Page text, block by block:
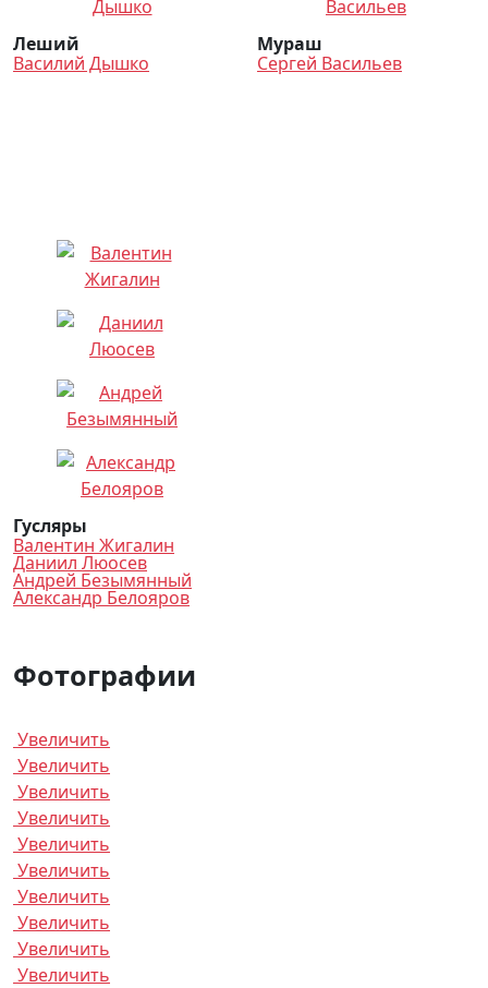
Леший
Василий Дышко
Мураш
Сергей Васильев
Гусляры
Валентин Жигалин
Даниил Люосев
Андрей Безымянный
Александр Белояров
Фотографии
Увеличить
Увеличить
Увеличить
Увеличить
Увеличить
Увеличить
Увеличить
Увеличить
Увеличить
Увеличить